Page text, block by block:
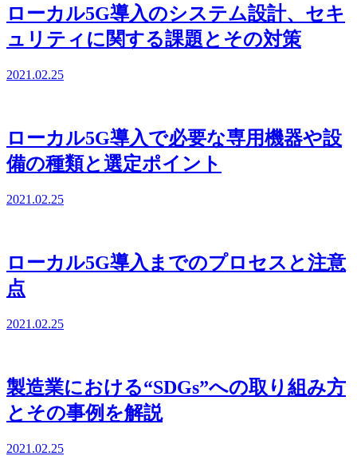
ローカル5G導入のシステム設計、セキ
ュリティに関する課題とその対策
2021.02.25
ローカル5G導入で必要な専用機器や設
備の種類と選定ポイント
2021.02.25
ローカル5G導入までのプロセスと注意
点
2021.02.25
製造業における“SDGs”への取り組み方
とその事例を解説
2021.02.25